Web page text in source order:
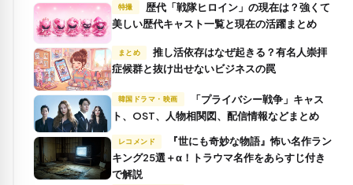
特撮
美しい歴代キャスト一覧と現在の活躍まとめ
まとめ
推し活依存はなぜ起きる？有名人崇拝
症候群と抜け出せないビジネスの罠
韓国ドラマ・映画
ト、OST、人物相関図、配信情報などまとめ
レコメンド
キング25選＋α！トラウマ名作をあらすじ付き
で解説